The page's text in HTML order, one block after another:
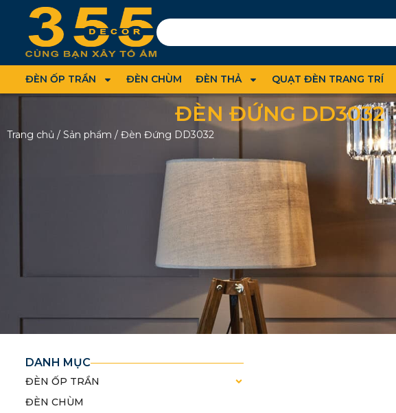
ĐÈN ỐP TRẦN ĐÈN CHÙM ĐÈN THẢ QUẠT ĐÈN TRANG TRÍ
ĐÈN ĐỨNG DD3032
Trang chủ / Sản phẩm / Đèn Đứng DD3032
DANH MỤC
ĐÈN ỐP TRẦN
ĐÈN CHÙM